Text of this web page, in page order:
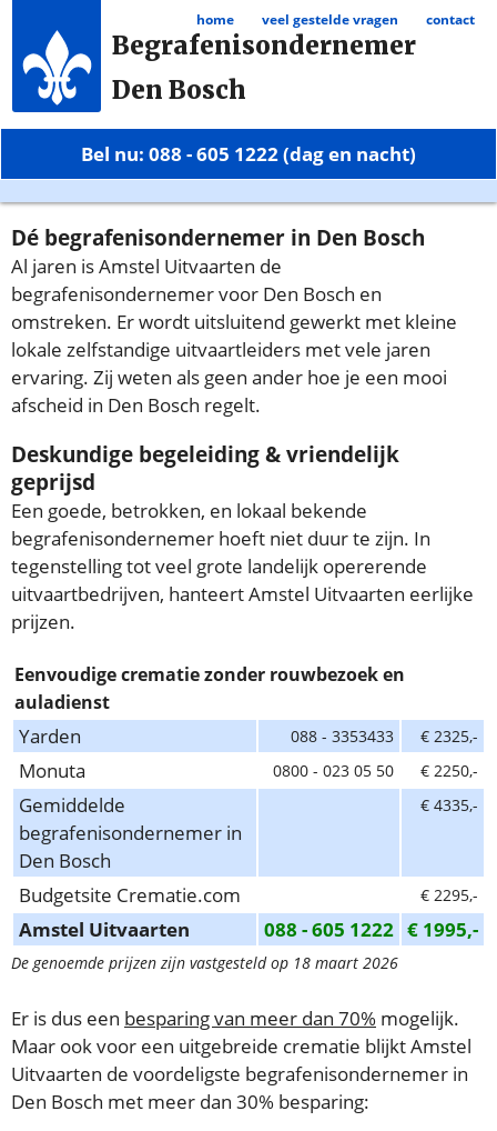
Begrafenisondernemer
Den Bosch
Bel nu: 088 - 605 1222 (dag en nacht)
Dé begrafenisondernemer in Den Bosch
Al jaren is Amstel Uitvaarten de
begrafenisondernemer voor Den Bosch en
omstreken. Er wordt uitsluitend gewerkt met kleine
lokale zelfstandige uitvaartleiders met vele jaren
ervaring. Zij weten als geen ander hoe je een mooi
afscheid in Den Bosch regelt.
Deskundige begeleiding & vriendelijk
geprijsd
Een goede, betrokken, en lokaal bekende
begrafenisondernemer hoeft niet duur te zijn. In
tegenstelling tot veel grote landelijk opererende
uitvaartbedrijven, hanteert Amstel Uitvaarten eerlijke
prijzen.
Eenvoudige crematie zonder rouwbezoek en
auladienst
Yarden 088 - 3353433 € 2325,-
Monuta 0800 - 023 05 50 € 2250,-
Gemiddelde
begrafenisondernemer in
Den Bosch
€ 4335,-
Budgetsite Crematie.com € 2295,-
Amstel Uitvaarten 088 - 605 1222 € 1995,-
De genoemde prijzen zijn vastgesteld op 18 maart 2026
Er is dus een besparing van meer dan 70% mogelijk.
Maar ook voor een uitgebreide crematie blijkt Amstel
Uitvaarten de voordeligste begrafenisondernemer in
Den Bosch met meer dan 30% besparing:
contact
veel gestelde vragen
home